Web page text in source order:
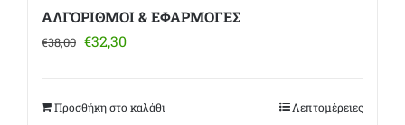
ΑΛΓΟΡΙΘΜΟΙ & ΕΦΑΡΜΟΓΕΣ
€38,00 Original
€38,00.
€32,30Η
είναι:
Προσθήκη στο καλάθι Λεπτομέρειες